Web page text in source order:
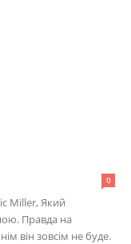
0
Miller, Який
Правда на
він зовсім не буде.